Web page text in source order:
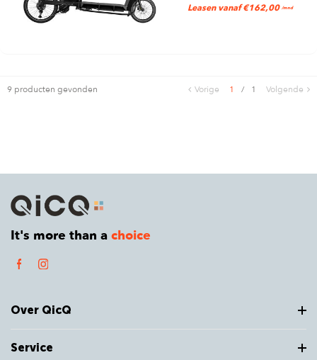
Leasen vanaf €162,00 /mnd
9 producten gevonden Vorige 1 / 1 Volgende
It's more than a choice
Over QicQ
Service